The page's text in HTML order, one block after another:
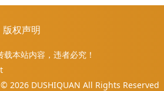
版权声明
本站内容，违者必究！
2026 DUSHIQUAN All Rights Reserved